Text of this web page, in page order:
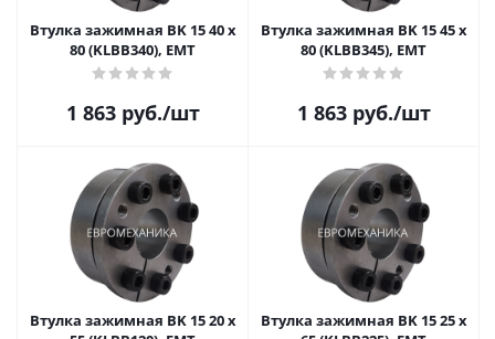
Втулка зажимная BK 15 40 x
80 (KLBB340), EMT
1 863руб./шт
Втулка зажимная BK 15 45 x
80 (KLBB345), EMT
1 863руб./шт
Втулка зажимная BK 15 20 x
Втулка зажимная BK 15 25 x